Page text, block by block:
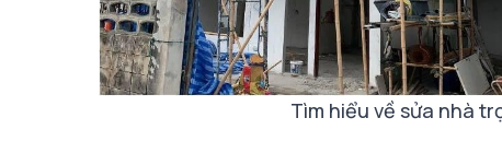
Tìm hiểu về sửa nhà